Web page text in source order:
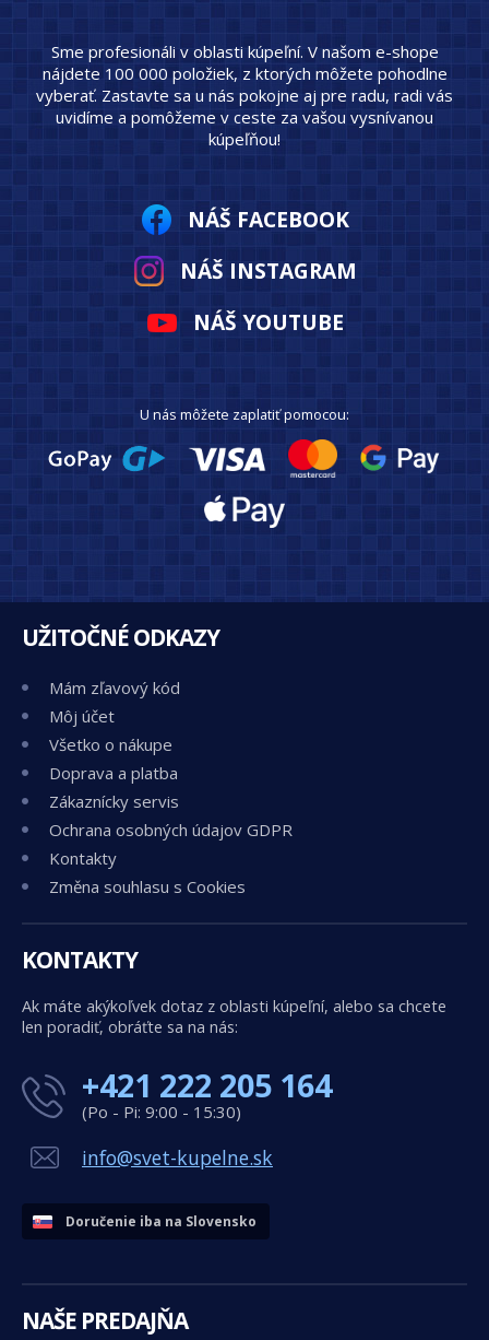
Sme profesionáli v oblasti kúpeľní. V našom e-shope
nájdete 100 000 položiek, z ktorých môžete pohodlne
vyberať. Zastavte sa u nás pokojne aj pre radu, radi vás
uvidíme a pomôžeme v ceste za vašou vysnívanou
kúpeľňou!
NÁŠ FACEBOOK
NÁŠ INSTAGRAM
NÁŠ YOUTUBE
U nás môžete zaplatiť pomocou:
UŽITOČNÉ ODKAZY
Mám zľavový kód
Môj účet
Všetko o nákupe
Doprava a platba
Zákaznícky servis
Ochrana osobných údajov GDPR
Kontakty
Změna souhlasu s Cookies
KONTAKTY
Ak máte akýkoľvek dotaz z oblasti kúpeľní, alebo sa chcete
len poradiť, obráťte sa na nás:
+421 222 205 164
(Po - Pi: 9:00 - 15:30)
info@svet-kupelne.sk
Doručenie iba na Slovensko
NAŠE PREDAJŇA